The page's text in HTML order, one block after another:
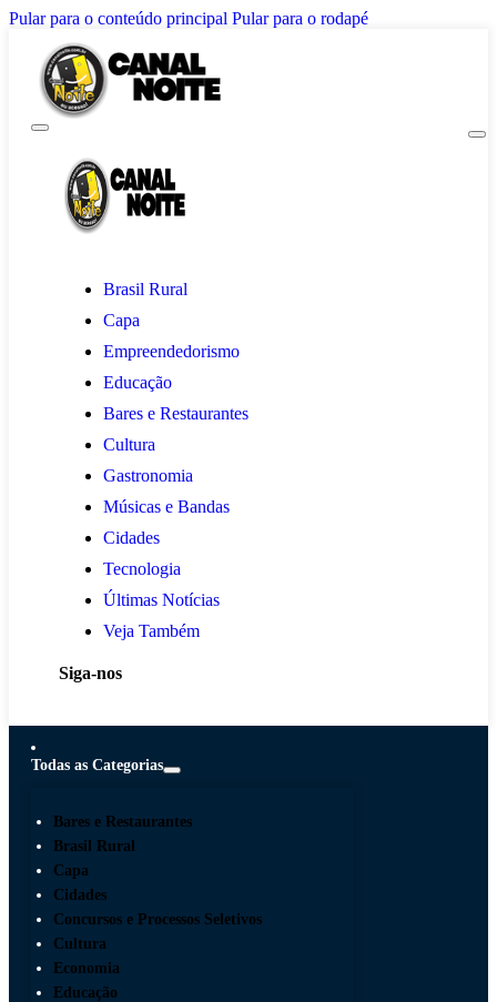
Pular para o conteúdo principal Pular para o rodapé
Brasil Rural
Capa
Empreendedorismo
Educação
Bares e Restaurantes
Cultura
Gastronomia
Músicas e Bandas
Cidades
Tecnologia
Últimas Notícias
Veja Também
Siga-nos
Todas as Categorias
Bares e Restaurantes
Brasil Rural
Capa
Cidades
Concursos e Processos Seletivos
Cultura
Economia
Educação